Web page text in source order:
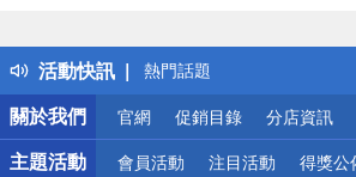
活動快訊
得獎公告
熱門話題
銀行優惠
偏遠地區配送
詐騙網頁！請小心！
關於我們
官網 促銷目錄 分店資訊
主題活動 會員活動 注目活動 得獎公